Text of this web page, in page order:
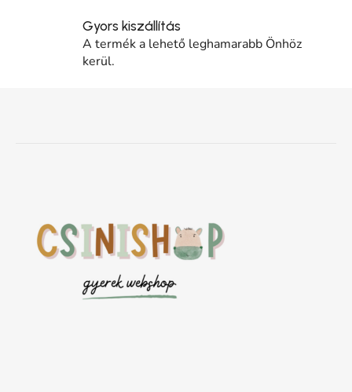
Gyors kiszállítás
A termék a lehető leghamarabb Önhöz
kerül.